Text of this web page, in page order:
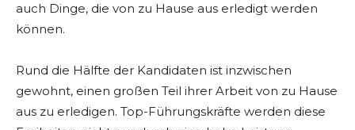
auch Dinge, die von zu Hause aus erledigt werden
können.
Rund die Hälfte der Kandidaten ist inzwischen
gewohnt, einen großen Teil ihrer Arbeit von zu Hause
aus zu erledigen. Top-Führungskräfte werden diese